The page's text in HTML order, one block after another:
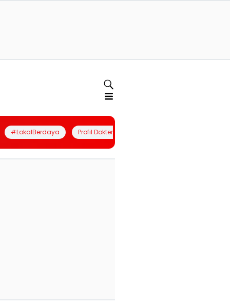
#LokalBerdaya Profil Dokter